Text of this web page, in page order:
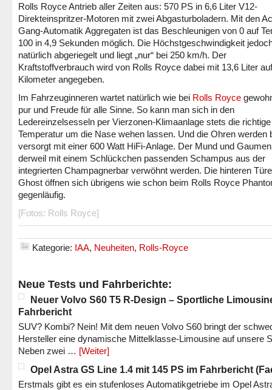
Rolls Royce Antrieb aller Zeiten aus: 570 PS in 6,6 Liter V12-
Direkteinspritzer-Motoren mit zwei Abgasturboladern. Mit den
Gang-Automatik Aggregaten ist das Beschleunigen von 0 auf
100 in 4,9 Sekunden möglich. Die Höchstgeschwindigkeit
natürlich abgeriegelt und liegt „nur“ bei 250 km/h. Der
Kraftstoffverbrauch wird von Rolls Royce dabei mit 13,6 Liter
Kilometer angegeben.
Im Fahrzeuginneren wartet natürlich wie bei Rolls Royce
pur und Freude für alle Sinne. So kann man sich in den
Ledereinzelsesseln per Vierzonen-Klimaanlage stets die richtige
Temperatur um die Nase wehen lassen. Und die Ohren werden
versorgt mit einer 600 Watt HiFi-Anlage. Der Mund und
derweil mit einem Schlückchen passenden Schampus aus der
integrierten Champagnerbar verwöhnt werden. Die hinteren
Ghost öffnen sich übrigens wie schon beim Rolls Royce
gegenläufig.
[Fotos: Rolls Royce]
Kategorie: IAA, Neuheiten, Rolls-Royce
Neue Tests und Fahrberichte:
Neuer Volvo S60 T5 R-Design – Sportliche
Fahrbericht
SUV? Kombi? Nein! Mit dem neuen Volvo S60 bringt der
Hersteller eine dynamische Mittelklasse-Limousine auf unsere
Neben zwei … [Weiter]
Opel Astra GS Line 1.4 mit 145 PS im Fahrbericht
Erstmals gibt es ein stufenloses Automatikgetriebe im Opel